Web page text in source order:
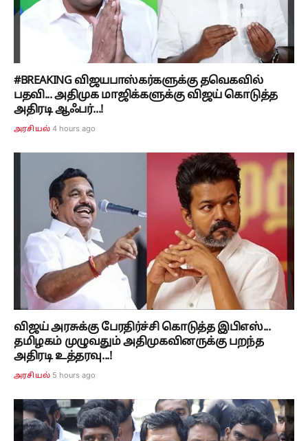
#BREAKING விஜயபாஸ்கர்களுக்கு தவெகவில்
பதவி... அதிமுக மாஜிக்களுக்கு விஜய் கொடுத்த
அதிரடி ஆஃபர்...!
அரசியல் 4 hours ago
விஜய் அரசுக்கு பேரதிர்ச்சி கொடுத்த இபிஎஸ்...
தமிழகம் முழுவதும் அதிமுகவினருக்கு பறந்த
அதிரடி உத்தரவு...!
அரசியல் 5 hours ago